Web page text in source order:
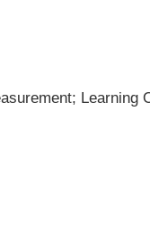
Learning